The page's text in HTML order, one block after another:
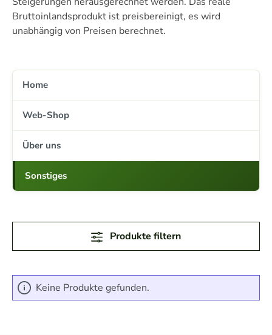
Bruttoinlandsprodukt ist preisbereinigt, es wird
unabhängig von Preisen berechnet.
Home
Web-Shop
Über uns
Sonstiges
Produkte filtern
Keine Produkte gefunden.